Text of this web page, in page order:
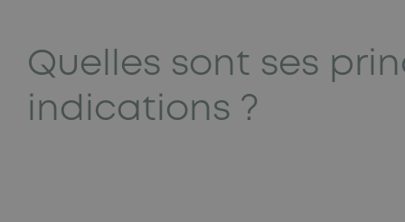
Quelles sont ses
indications ?